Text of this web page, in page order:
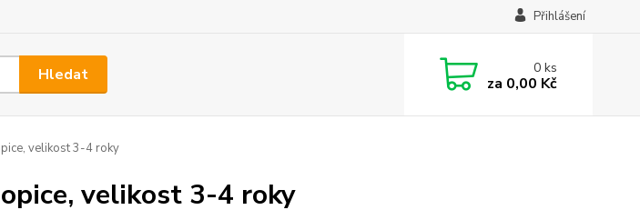
Přihlášení
Hledat 0ks
za 0,00 Kč
velikost 3-4 roky
velikost 3-4 roky